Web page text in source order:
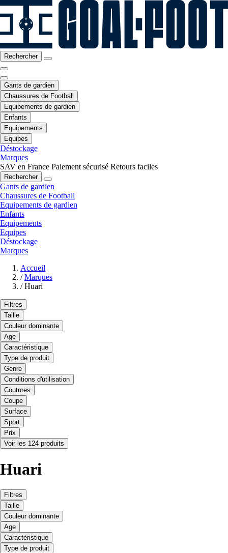
Rechercher
Gants de gardien
Chaussures de Football
Equipements de gardien
Enfants
Equipements
Equipes
Déstockage
Marques
SAV en France Paiement sécurisé Retours faciles
Rechercher
Gants de gardien
Chaussures de Football
Equipements de gardien
Enfants
Equipements
Equipes
Déstockage
Marques
Accueil
/ Marques
/ Huari
Filtres
Taille
Couleur dominante
Age
Caractéristique
Type de produit
Genre
Conditions d'utilisation
Coutures
Coupe
Surface
Sport
Prix
Voir les 124 produits
Huari
Filtres
Taille
Couleur dominante
Age
Caractéristique
Type de produit